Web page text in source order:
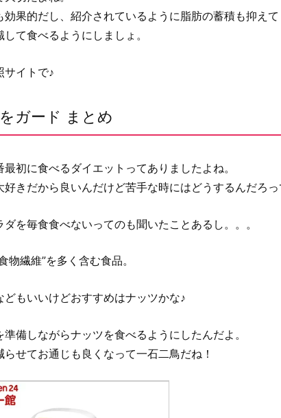
効果的だし、紹介されているように脂肪の蓄積も抑えて
て食べるようにしましょ。
サイトで♪
ガード まとめ
初に食べるダイエットってありましたよね。
好きだから良いんだけど苦手な時にはどうするんだろっ
ダを毎食食べないってのも聞いたことあるし。。。
物繊維”を多く含む食品。
どもいいけどおすすめはナッツかな♪
備しながらナッツを食べるようにしたんだよ。
らせてお通じも良くなって一石二鳥だね！